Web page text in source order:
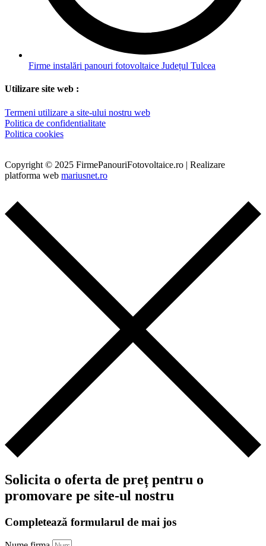
Firme instalări panouri fotovoltaice Județul Tulcea
Utilizare site web :
Termeni utilizare a site-ului nostru web
Politica de confidentialitate
Politica cookies
Copyright © 2025 FirmePanouriFotovoltaice.ro | Realizare
platforma web mariusnet.ro
Solicita o oferta de preț pentru o
promovare pe site-ul nostru
Completează formularul de mai jos